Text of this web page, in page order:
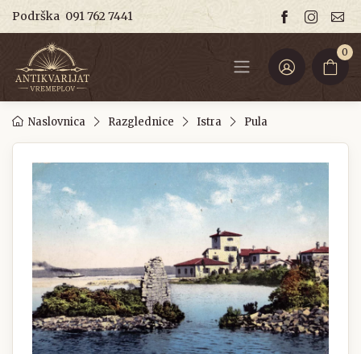
Podrška 091 762 7441
0
Naslovnica Razglednice Istra Pula